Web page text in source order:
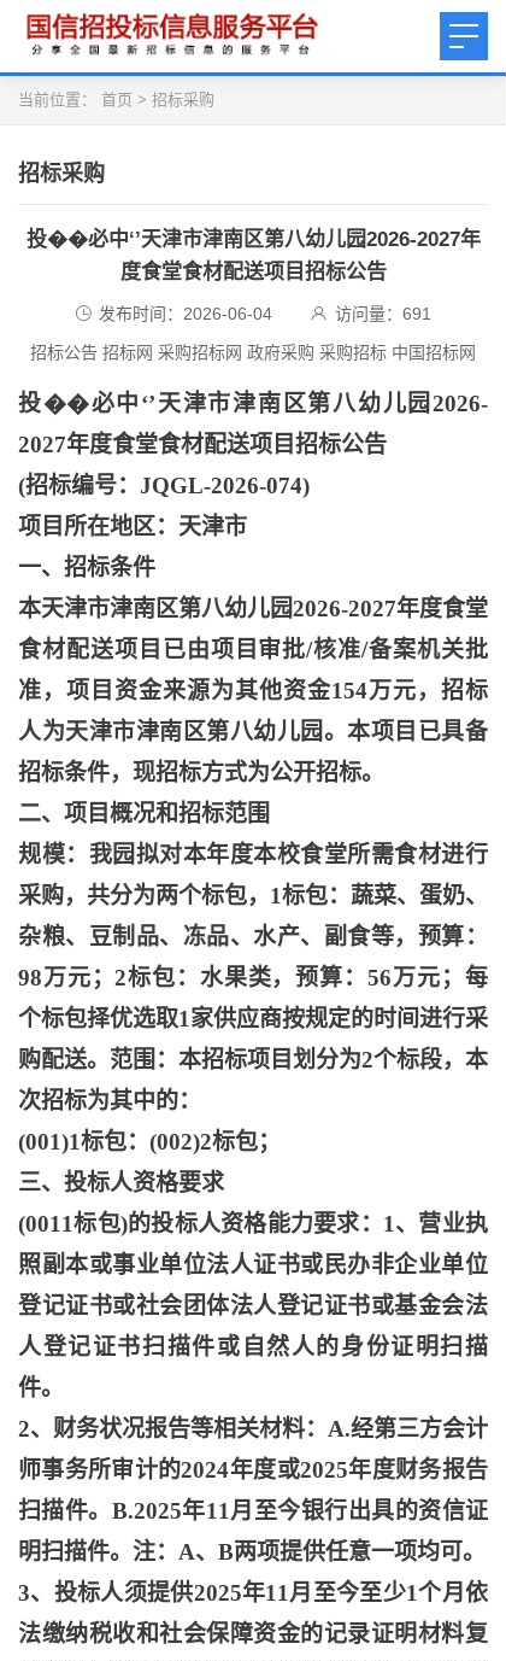
当前位置： 首页 > 招标采购
招标采购
投��必中‘’天津市津南区第八幼儿园2026-2027年
度食堂食材配送项目招标公告
发布时间：2026-06-04 访问量： 691
招标公告 招标网 采购招标网 政府采购 采购招标 中国招标网
投��必中‘’天津市津南区第八幼儿园2026-
2027年度食堂食材配送项目招标公告
(招标编号：JQGL-2026-074)
项目所在地区：天津市
一、招标条件
本天津市津南区第八幼儿园2026-2027年度食堂
食材配送项目已由项目审批/核准/备案机关批
准，项目资金来源为其他资金154万元，招标
人为天津市津南区第八幼儿园。本项目已具备
招标条件，现招标方式为公开招标。
二、项目概况和招标范围
规模：我园拟对本年度本校食堂所需食材进行
采购，共分为两个标包， 1标包：蔬菜、蛋奶、
杂粮、豆制品、冻品、水产、副食等，预算：
98万元；2标包：水果类，预算：56万元；每
个标包择优选取1家供应商按规定的时间进行采
购配送。范围：本招标项目划分为2个标段，本
次招标为其中的：
(001)1标包：(002)2标包；
三、投标人资格要求
(0011标包)的投标人资格能力要求：1、营业执
照副本或事业单位法人证书或民办非企业单位
登记证书或社会团体法人登记证书或基金会法
人登记证书扫描件或自然人的身份证明扫描
件。
2、财务状况报告等相关材料：A.经第三方会计
师事务所审计的2024年度或2025年度财务报告
扫描件。B.2025年11月至今银行出具的资信证
明扫描件。注：A、B两项提供任意一项均可。
3、投标人须提供2025年11月至今至少1个月依
法缴纳税收和社会保障资金的记录证明材料复